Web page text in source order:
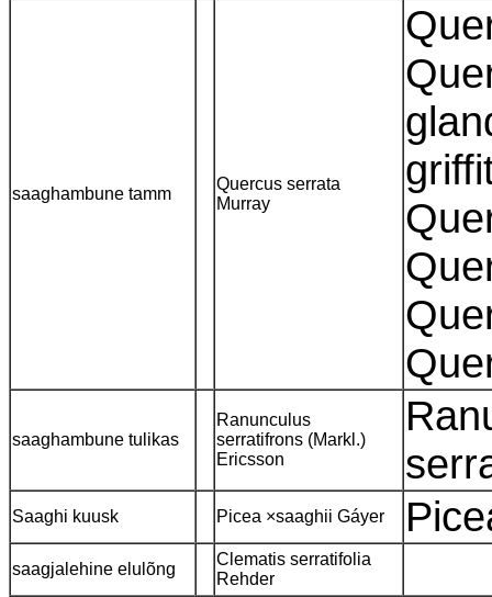
saaghambune tamm
Quercus serrata
Murray
saaghambune tulikas
Ranunculus
serratifrons (Markl.)
Ericsson
Saaghi kuusk Picea ×saaghii Gáyer
saagjalehine elulõng
Clematis serratifolia
Rehder